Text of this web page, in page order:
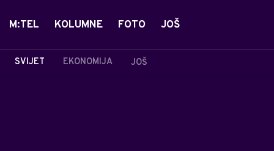
SVIJET EKONOMIJA JOŠ
M:TEL KOLUMNE FOTO JOŠ